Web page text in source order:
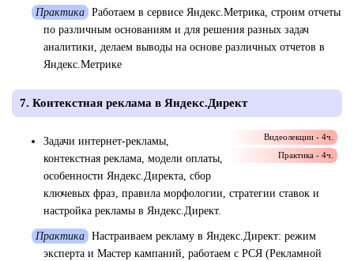
Практика Работаем в сервисе Яндекс.Метрика, строим отчеты
по различным основаниям и для решения разных задач
аналитики, делаем выводы на основе различных отчетов в
Яндекс.Метрике
7. Контекстная реклама в Яндекс.Директ
Видеолекции - 4ч.
Практика - 4ч.
Задачи интернет-рекламы,
контекстная реклама, модели оплаты,
особенности Яндекс.Директа, сбор
ключевых фраз, правила морфологии, стратегии ставок и
настройка рекламы в Яндекс.Директ.
Практика Настраиваем рекламу в Яндекс.Директ: режим
эксперта и Мастер кампаний, работаем с РСЯ (Рекламной